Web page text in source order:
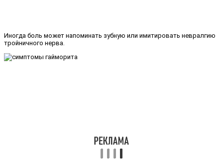
Иногда боль может напоминать зубную или имитировать невралгию
тройничного нерва.